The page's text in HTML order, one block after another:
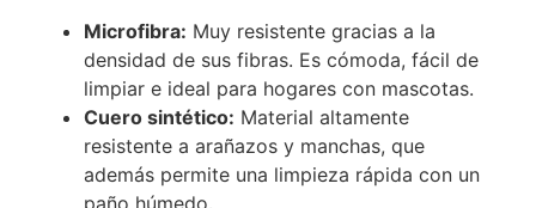
Microfibra: Muy resistente gracias a la
densidad de sus fibras. Es cómoda, fácil de
limpiar e ideal para hogares con mascotas.
Cuero sintético: Material altamente
resistente a arañazos y manchas, que
además permite una limpieza rápida con un
paño húmedo.